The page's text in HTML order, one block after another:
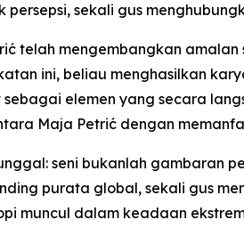
sekali gus
telah mengembangkan
ini, beliau menghasilkan
elemen yang secara
Maja Petrić dengan
seni bukanlah gambaran
purata global, sekali gus
muncul dalam keadaan